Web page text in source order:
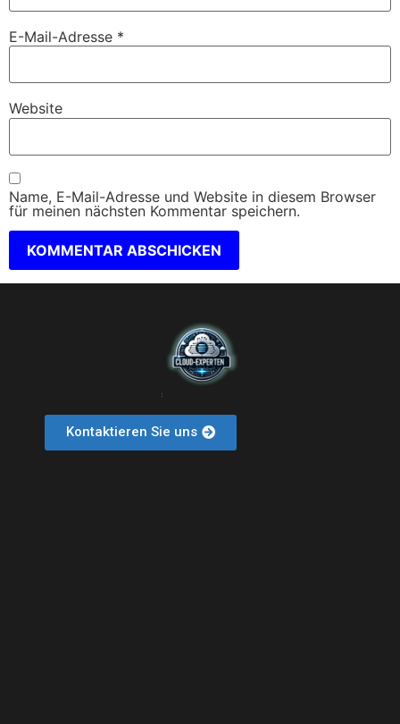
E-Mail-Adresse *
Website
Name, E-Mail-Adresse und Website in diesem Browser
für meinen nächsten Kommentar speichern.
Kontaktieren Sie uns